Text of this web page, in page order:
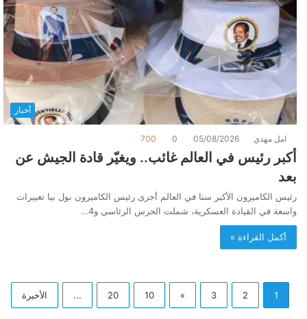
أخبار
امل مهدي 05/08/2026
0
700
أكبر رئيس في العالم غائب.. ويغيّر قادة الجيش عن
بعد
رئيس الكاميرون الأكبر سنا في العالم أجرى رئيس الكاميرون بول بيا تغييرات
واسعة في القيادة العسكرية، شملت الحرس الرئاسي و4…
أكمل القراءة »
1
2
3
»
10
20
... الأخيرة